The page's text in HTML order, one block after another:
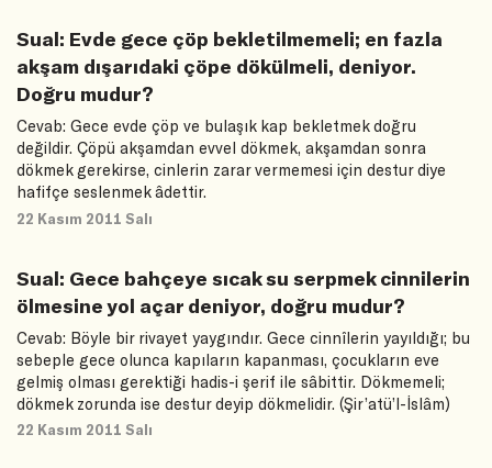
Sual: Evde gece çöp bekletilmemeli; en fazla
akşam dışarıdaki çöpe dökülmeli, deniyor.
Doğru mudur?
Cevab: Gece evde çöp ve bulaşık kap bekletmek doğru
değildir. Çöpü akşamdan evvel dökmek, akşamdan sonra
dökmek gerekirse, cinlerin zarar vermemesi için destur diye
hafifçe seslenmek âdettir.
22 Kasım 2011 Salı
Sual: Gece bahçeye sıcak su serpmek cinnilerin
ölmesine yol açar deniyor, doğru mudur?
Cevab: Böyle bir rivayet yaygındır. Gece cinnîlerin yayıldığı; bu
sebeple gece olunca kapıların kapanması, çocukların eve
gelmiş olması gerektiği hadis-i şerif ile sâbittir. Dökmemeli;
dökmek zorunda ise destur deyip dökmelidir. (Şir’atü’l-İslâm)
22 Kasım 2011 Salı